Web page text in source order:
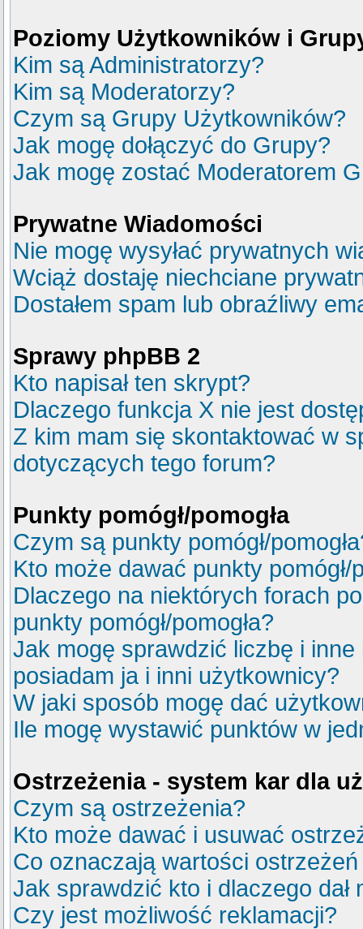
Poziomy Użytkowników i
Kim są Administratorzy?
Kim są Moderatorzy?
Czym są Grupy Użytkowników?
Jak mogę dołączyć do Grupy?
Jak mogę zostać Moderatorem
Prywatne Wiadomości
Nie mogę wysyłać prywatnych
Wciąż dostaję niechciane
Dostałem spam lub obraźliwy
Sprawy phpBB 2
Kto napisał ten skrypt?
Dlaczego funkcja X nie jest
Z kim mam się skontaktować w
dotyczących tego forum?
Punkty pomógł/pomogła
Czym są punkty pomógł/
Kto może dawać punkty pomógł/
Dlaczego na niektórych forach
punkty pomógł/pomogła?
Jak mogę sprawdzić liczbę i
posiadam ja i inni użytkownicy?
W jaki sposób mogę dać
Ile mogę wystawić punktów w
Ostrzeżenia - system kar dla
Czym są ostrzeżenia?
Kto może dawać i usuwać
Co oznaczają wartości
Jak sprawdzić kto i dlaczego dał
Czy jest możliwość reklamacji?